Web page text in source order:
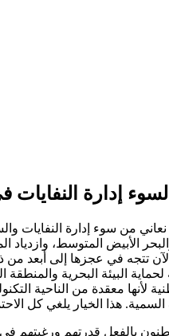
إدارة النفايات
نعاني من سوء إدارة النفايات
الأبيض المتوسط،
لحماية البيئة البحرية
لأنها معقدة من الناحية
هذا الخيار يلغي كل